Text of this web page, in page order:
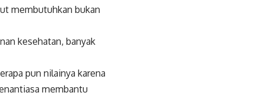
membutuhkan bukan
kesehatan, banyak
pun nilainya karena
membantu